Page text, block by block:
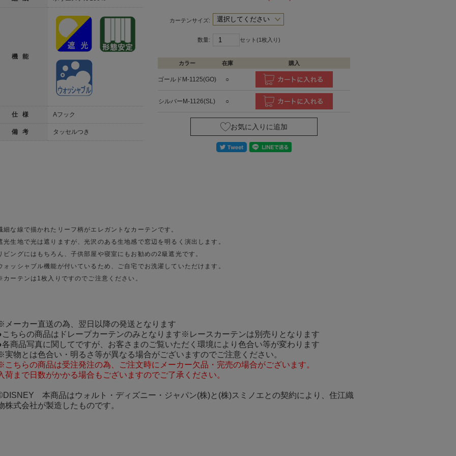
カーテンサイズ:
数量: セット(1枚入り)
カラー 在庫 購入
ゴールドM-1125(GO) ○
シルバーM-1126(SL) ○
細な線で描かれたリーフ柄がエレガントなカーテンです。
光生地で光は遮りますが、光沢のある生地感で窓辺を明るく演出します。
ビングにはもちろん、子供部屋や寝室にもお勧めの2級遮光です。
ォッシャブル機能が付いているため、ご自宅でお洗濯していただけます。
ーテンは1枚入りですのでご注意ください。
機 能
仕 様 Aフック
備 考 タッセルつき
メーカー直送の為、翌日以降の発送となります
こちらの商品はドレープカーテンのみとなります※レースカーテンは別売りとなります
各商品写真に関してですが、お客さまのご覧いただく環境により色合い等が変わります
実物とは色合い・明るさ等が異なる場合がございますのでご注意ください。
こちらの商品は受注発注の為、ご注文時にメーカー欠品・完売の場合がございます。
荷まで日数がかかる場合もございますのでご了承ください。
本商品はウォルト・ディズニー・ジャパン(株)と(株)スミノエとの契約により、住江織
株式会社が製造したものです。